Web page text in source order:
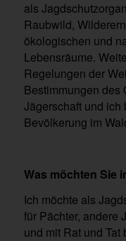
als
Raubwild,
ökologischen und
Lebensräume.
Regelungen der
Bestimmungen des
Jägerschaft und ich
Bevölkerung im
Was möchten Sie
Ich möchte als
für Pächter, andere
und mit Rat und